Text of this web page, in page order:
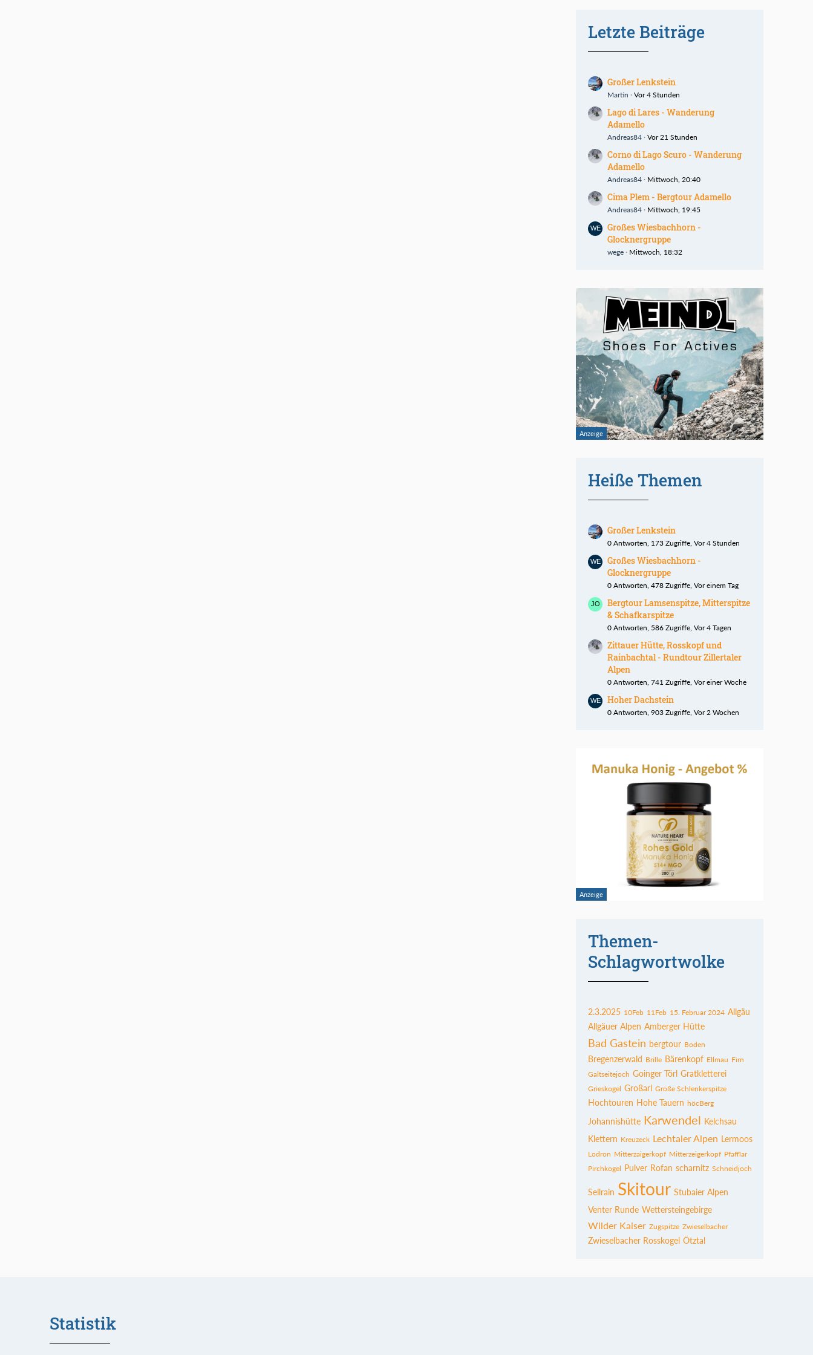
Letzte Beiträge
Großer Lenkstein
Martin Vor 4 Stunden
Lago di Lares - Wanderung
Adamello
Andreas84 Vor 21 Stunden
Corno di Lago Scuro - Wanderung
Adamello
Andreas84 Mittwoch, 20:40
Cima Plem - Bergtour Adamello
Andreas84 Mittwoch, 19:45
Großes Wiesbachhorn -
Glocknergruppe
wege Mittwoch, 18:32
Heiße Themen
Großer Lenkstein
0 Antworten, 173 Zugriffe, Vor 4 Stunden
Großes Wiesbachhorn -
Glocknergruppe
0 Antworten, 478 Zugriffe, Vor einem Tag
Bergtour Lamsenspitze, Mitterspitze
& Schafkarspitze
0 Antworten, 586 Zugriffe, Vor 4 Tagen
Zittauer Hütte, Rosskopf und
Rainbachtal - Rundtour Zillertaler
Alpen
0 Antworten, 741 Zugriffe, Vor einer Woche
Hoher Dachstein
0 Antworten, 903 Zugriffe, Vor 2 Wochen
Themen-
Schlagwortwolke
2.3.2025 10Feb 11Feb 15. Februar 2024 Allgäu
Allgäuer Alpen Amberger Hütte
Bad Gastein bergtour Boden
Bregenzerwald Brille Bärenkopf Ellmau Firn
Galtseitejoch Goinger Törl Gratkletterei
Grieskogel Großarl Große Schlenkerspitze
Hochtouren Hohe Tauern höcBerg
Johannishütte Karwendel Kelchsau
Klettern Kreuzeck Lechtaler Alpen Lermoos
Lodron Mitterzaigerkopf Mitterzeigerkopf Pfafflar
Pirchkogel Pulver Rofan scharnitz Schneidjoch
Sellrain Skitour Stubaier Alpen
Venter Runde Wettersteingebirge
Wilder Kaiser Zugspitze Zwieselbacher
Zwieselbacher Rosskogel Ötztal
Statistik